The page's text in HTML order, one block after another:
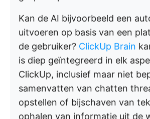
Kan de AI bijvoorbeeld een
uitvoeren op basis van een
de gebruiker? ClickUp Brain
is diep geïntegreerd in elk
ClickUp, inclusief maar niet
samenvatten van chatten
opstellen of bijschaven van
ophalen van informatie uit de